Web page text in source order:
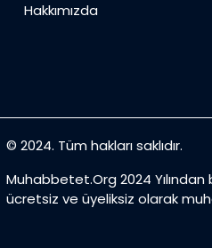
Hakkımızda
© 2024. Tüm hakları saklıdır.
Muhabbetet.Org 2024
ücretsiz ve üyeliksiz olarak